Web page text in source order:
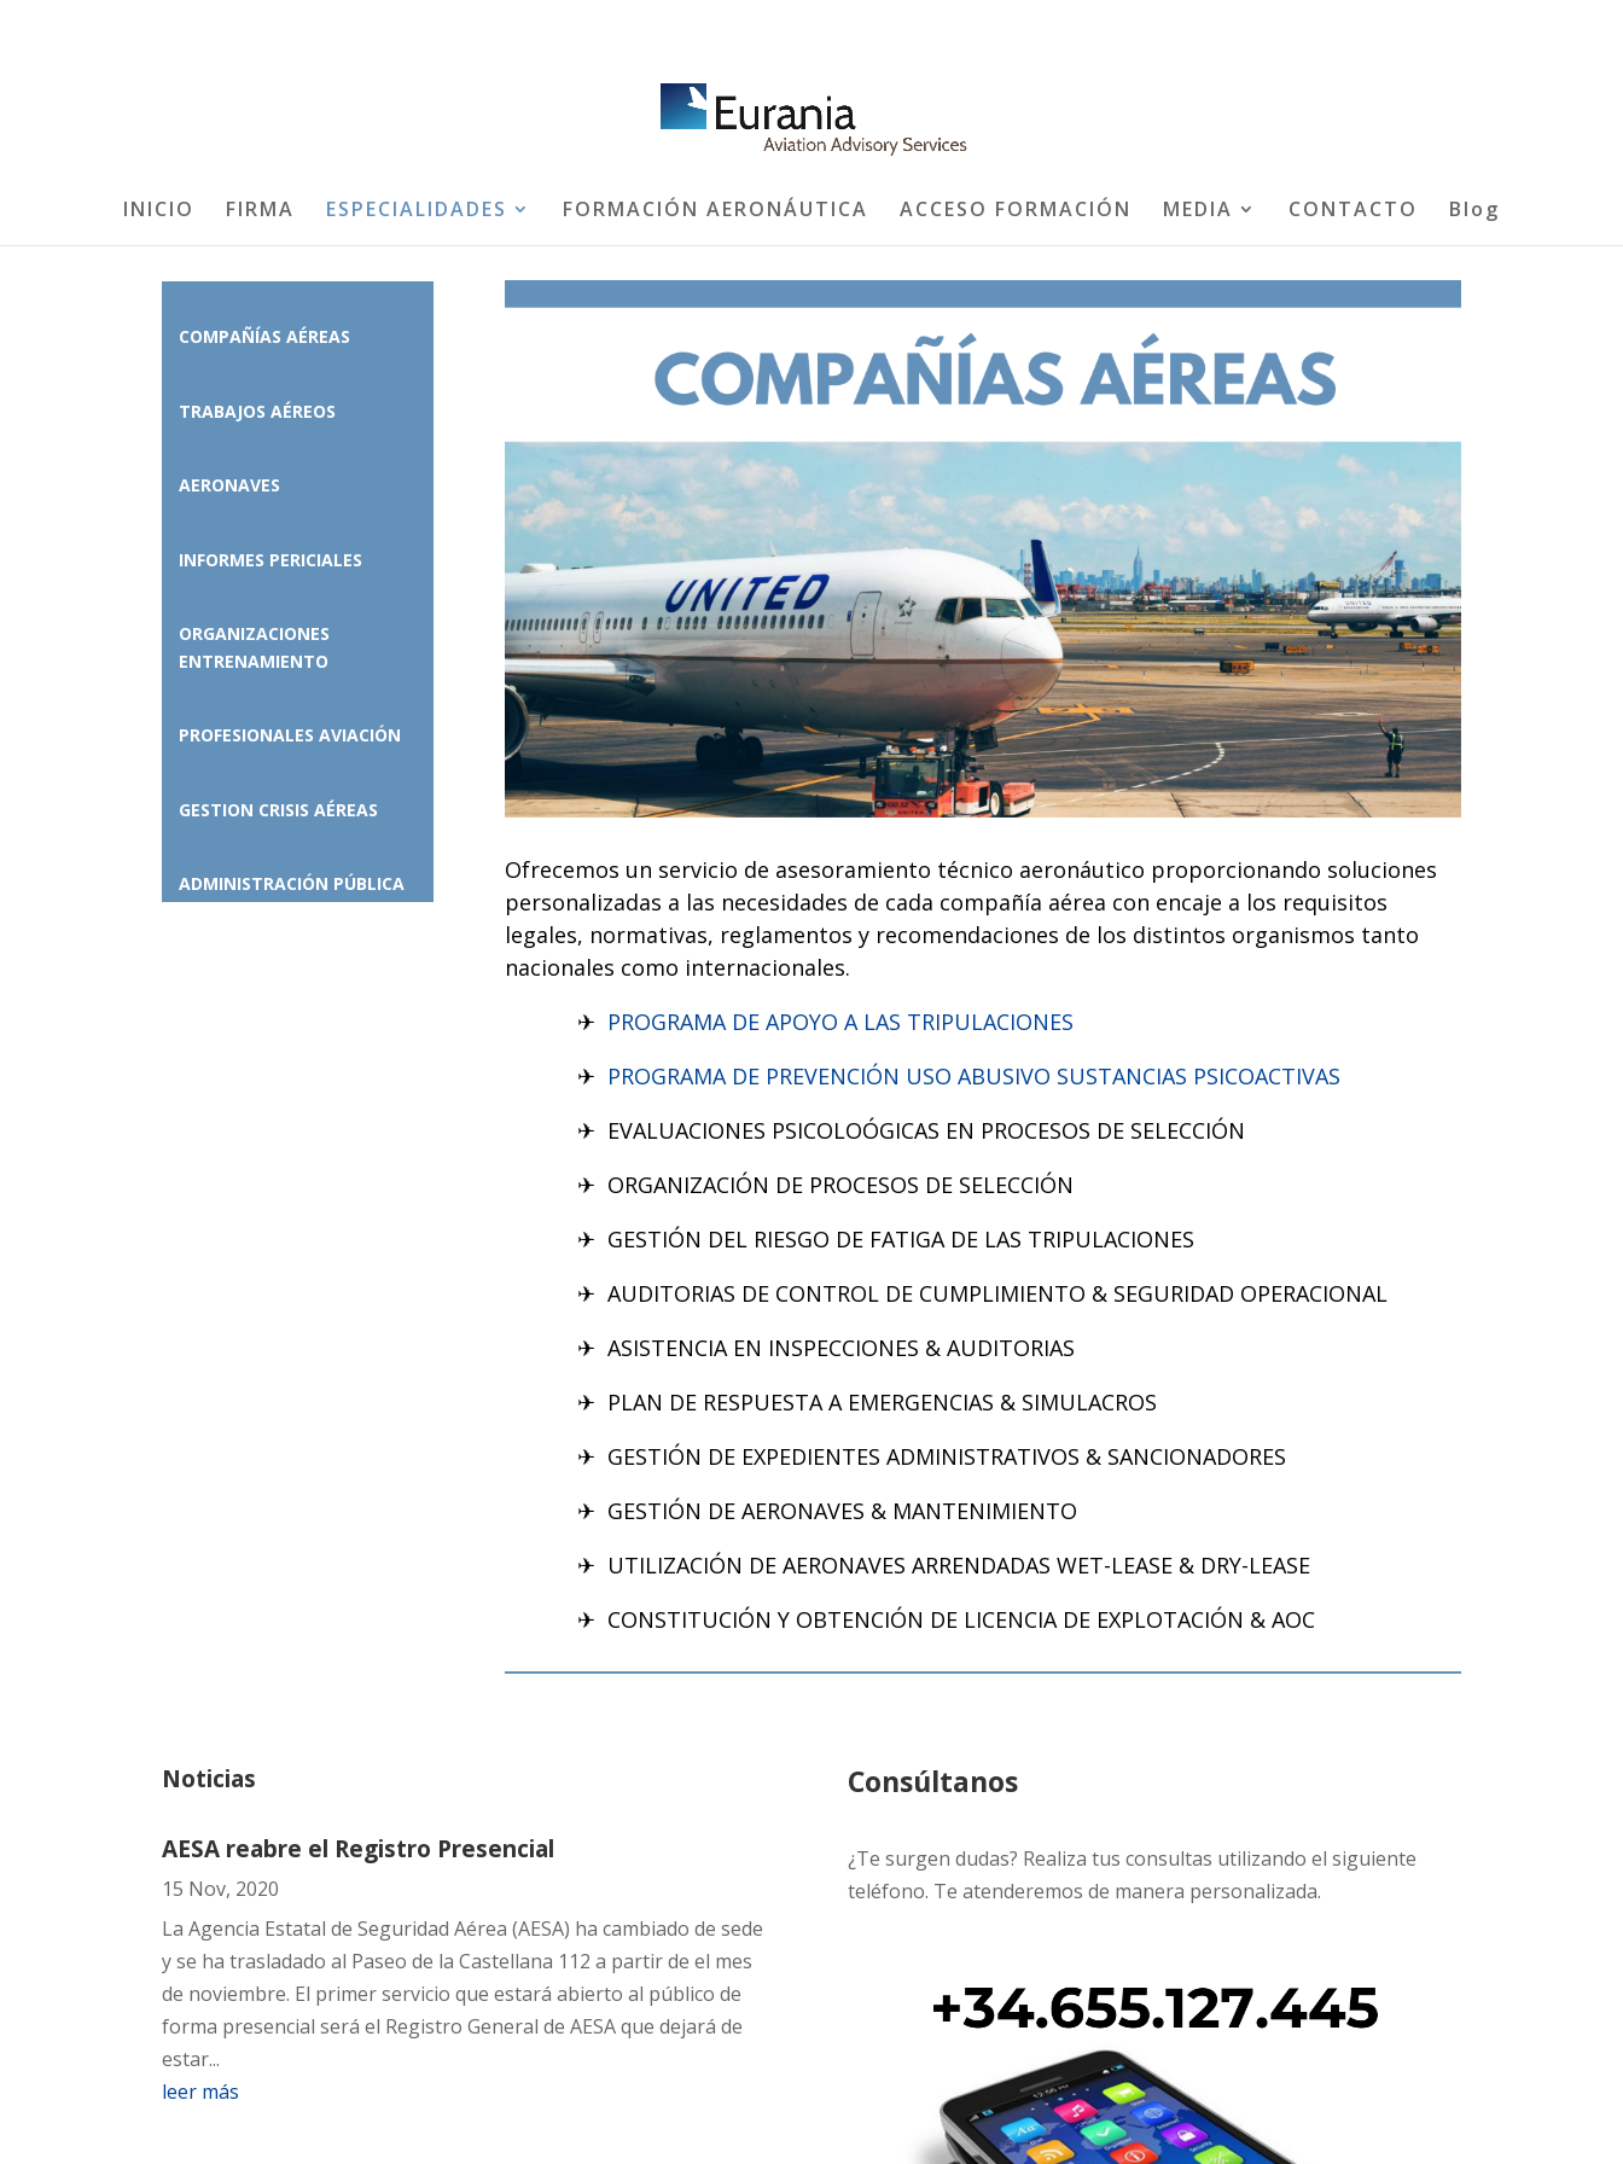
INICIO FIRMA ESPECIALIDADES FORMACIÓN AERONÁUTICA ACCESO FORMACIÓN MEDIA CONTACTO Blog
COMPAÑÍAS AÉREAS
TRABAJOS AÉREOS
AERONAVES
INFORMES PERICIALES
ORGANIZACIONES
ENTRENAMIENTO
PROFESIONALES AVIACIÓN
GESTION CRISIS AÉREAS
ADMINISTRACIÓN PÚBLICA
Ofrecemos un servicio de asesoramiento técnico aeronáutico proporcionando soluciones
personalizadas a las necesidades de cada compañía aérea con encaje a los requisitos
legales, normativas, reglamentos y recomendaciones de los distintos organismos tanto
nacionales como internacionales.
✈ PROGRAMA DE APOYO A LAS TRIPULACIONES
✈ PROGRAMA DE PREVENCIÓN USO ABUSIVO SUSTANCIAS PSICOACTIVAS
✈ EVALUACIONES PSICOLOÓGICAS EN PROCESOS DE SELECCIÓN
✈ ORGANIZACIÓN DE PROCESOS DE SELECCIÓN
✈ GESTIÓN DEL RIESGO DE FATIGA DE LAS TRIPULACIONES
✈ AUDITORIAS DE CONTROL DE CUMPLIMIENTO & SEGURIDAD OPERACIONAL
✈ ASISTENCIA EN INSPECCIONES & AUDITORIAS
✈ PLAN DE RESPUESTA A EMERGENCIAS & SIMULACROS
✈ GESTIÓN DE EXPEDIENTES ADMINISTRATIVOS & SANCIONADORES
✈ GESTIÓN DE AERONAVES & MANTENIMIENTO
✈ UTILIZACIÓN DE AERONAVES ARRENDADAS WET-LEASE & DRY-LEASE
✈ CONSTITUCIÓN Y OBTENCIÓN DE LICENCIA DE EXPLOTACIÓN & AOC
Noticias
AESA reabre el Registro Presencial
15 Nov, 2020
La Agencia Estatal de Seguridad Aérea (AESA) ha cambiado de sede
y se ha trasladado al Paseo de la Castellana 112 a partir de el mes
de noviembre. El primer servicio que estará abierto al público de
forma presencial será el Registro General de AESA que dejará de
estar...
leer más
Consúltanos
¿Te surgen dudas? Realiza tus consultas utilizando el siguiente
teléfono. Te atenderemos de manera personalizada.